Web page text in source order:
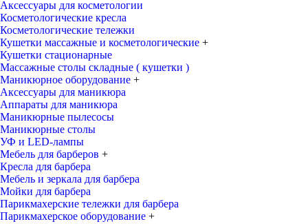
Аксессуары для косметологии
Косметологические кресла
Косметологические тележки
Кушетки массажные и косметологические +
Кушетки стационарные
Массажные столы складные ( кушетки )
Маникюрное оборудование +
Аксессуары для маникюра
Аппараты для маникюра
Маникюрные пылесосы
Маникюрные столы
УФ и LED-лампы
Мебель для барберов +
Кресла для барбера
Мебель и зеркала для барбера
Мойки для барбера
Парикмахерские тележки для барбера
Парикмахерское оборудование +